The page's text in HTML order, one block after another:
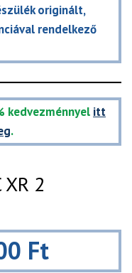
originált,
rendelkező
kedvezménnyel itt
.
2
Ft